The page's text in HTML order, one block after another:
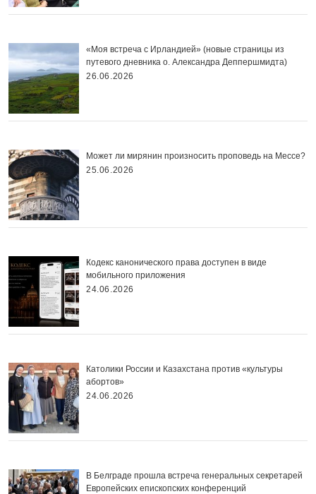
«Моя встреча с Ирландией» (новые страницы из
путевого дневника о. Александра Деппершмидта)
26.06.2026
Может ли мирянин произносить проповедь на Мессе?
25.06.2026
Кодекс канонического права доступен в виде
мобильного приложения
24.06.2026
Католики России и Казахстана против «культуры
абортов»
24.06.2026
В Белграде прошла встреча генеральных секретарей
Европейских епископских конференций